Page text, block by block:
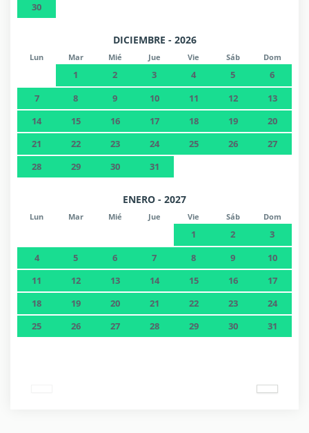
30
DICIEMBRE - 2026
Lun Mar Mié Jue Vie Sáb Dom
1 2 3 4 5
6
7
8 9 10 11 12
13
14
15 16 17 18 19
20
21
22 23 24 25 26
27
28
29 30 31
ENERO - 2027
Lun Mar Mié Jue Vie Sáb Dom
1 2
3
4
5 6 7 8 9
10
11
12 13 14 15 16
17
18
19 20 21 22 23
24
25
26 27 28 29 30 31